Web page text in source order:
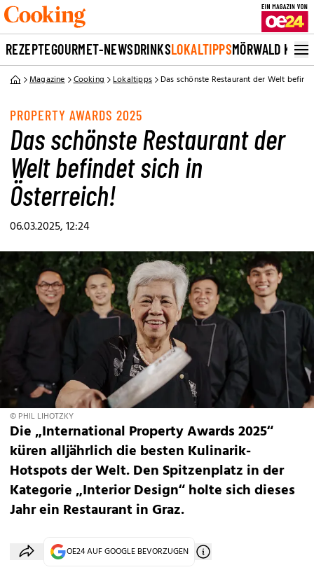
REZEPTEGOURMET-NEWSDRINKSLOKALTIPPSMÖRWALD
Magazine Cooking Lokaltipps Das schönste Restaurant der Welt
PROPERTY AWARDS 2025
Das schönste Restaurant der
Welt befindet sich in
Österreich!
06.03.2025, 12:24
© PHIL LIHOTZKY
Die „International Property Awards 2025“
küren alljährlich die besten Kulinarik-
Hotspots der Welt. Den Spitzenplatz in der
Kategorie „Interior Design“ holte sich dieses
Jahr ein Restaurant in Graz.
OE24 AUF GOOGLE BEVORZUGEN